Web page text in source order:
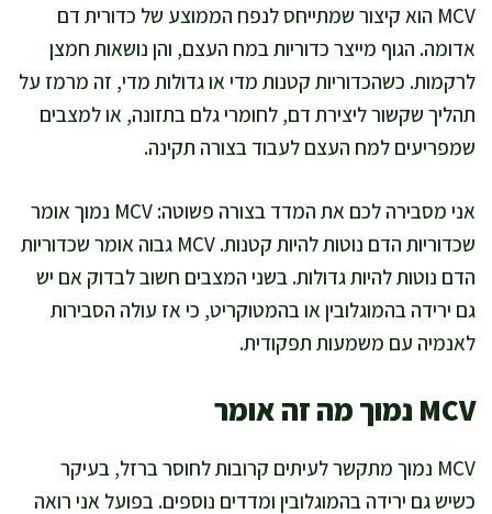
MCV הוא קיצור שמתייחס לנפח הממוצע של כדורית דם
אדומה. הגוף מייצר כדוריות במח העצם, והן נושאות חמצן
לרקמות. כשהכדוריות קטנות מדי או גדולות מדי, זה מרמז על
תהליך שקשור ליצירת דם, לחומרי גלם בתזונה, או למצבים
שמפריעים למח העצם לעבוד בצורה תקינה.
אני מסבירה לכם את המדד בצורה פשוטה: MCV נמוך אומר
שכדוריות הדם נוטות להיות קטנות. MCV גבוה אומר שכדוריות
הדם נוטות להיות גדולות. בשני המצבים חשוב לבדוק אם יש
גם ירידה בהמוגלובין או בהמטוקריט, כי אז עולה הסבירות
לאנמיה עם משמעות תפקודית.
MCV נמוך מה זה אומר
MCV נמוך מתקשר לעיתים קרובות לחוסר ברזל, בעיקר
כשיש גם ירידה בהמוגלובין ומדדים נוספים. בפועל אני רואה